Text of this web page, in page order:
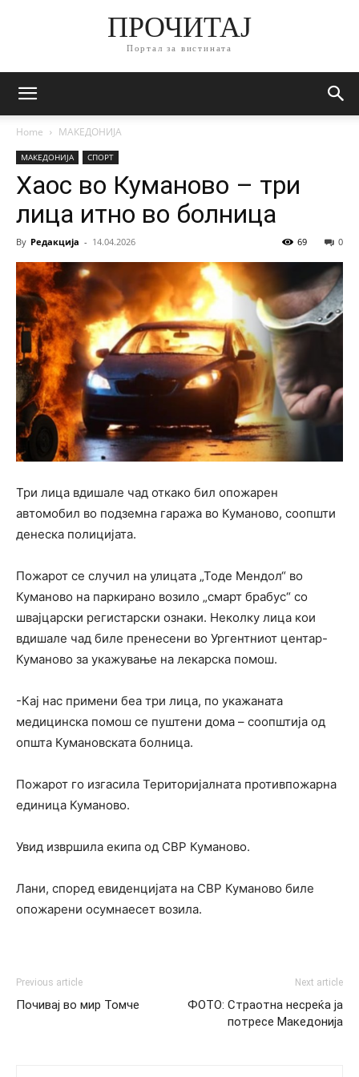
ПРОЧИТАЈ
Портал за вистината
Home МАКЕДОНИЈА
МАКЕДОНИЈА СПОРТ
Хаос во Куманово – три
лица итно во болница
By Редакција - 14.04.2026 0
69
Три лица вдишале чад откако бил опожарен
автомобил во подземна гаража во Куманово, соопшти
денеска полицијата.
Пожарот се случил на улицата „Тоде Мендол“ во
Куманово на паркирано возило „смарт брабус“ со
швајцарски регистарски ознаки. Неколку лица кои
вдишале чад биле пренесени во Ургентниот центар-
Куманово за укажување на лекарска помош.
-Кај нас примени беа три лица, по укажаната
медицинска помош се пуштени дома – соопштија од
општа Кумановската болница.
Пожарот го изгасила Територијалната противпожарна
единица Куманово.
Увид извршила екипа од СВР Куманово.
Лани, според евиденцијата на СВР Куманово биле
опожарени осумнаесет возила.
Previous article
Почивај во мир Томче
Next article
ФОТО: Страотна несреќа ја
потресе Македонија